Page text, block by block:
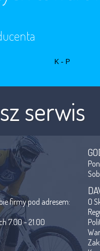
K-P
serwis
firmy pod adresem:
7.00 - 21.00
O